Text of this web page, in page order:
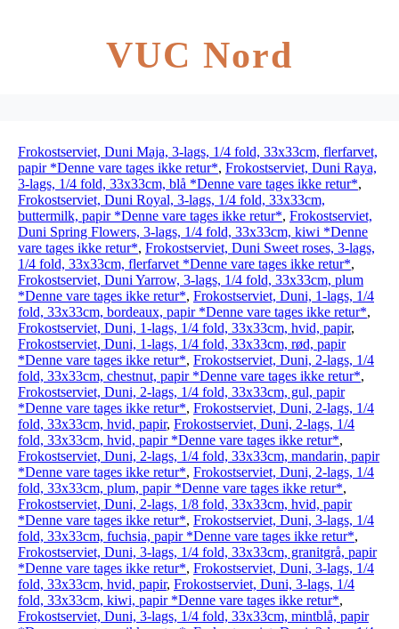
VUC Nord
Frokostserviet, Duni Maja, 3-lags, 1/4 fold, 33x33cm, flerfarvet,
papir *Denne vare tages ikke retur*, Frokostserviet, Duni Raya,
3-lags, 1/4 fold, 33x33cm, blå *Denne vare tages ikke retur*,
Frokostserviet, Duni Royal, 3-lags, 1/4 fold, 33x33cm,
buttermilk, papir *Denne vare tages ikke retur*, Frokostserviet,
Duni Spring Flowers, 3-lags, 1/4 fold, 33x33cm, kiwi *Denne
vare tages ikke retur*, Frokostserviet, Duni Sweet roses, 3-lags,
1/4 fold, 33x33cm, flerfarvet *Denne vare tages ikke retur*,
Frokostserviet, Duni Yarrow, 3-lags, 1/4 fold, 33x33cm, plum
*Denne vare tages ikke retur*, Frokostserviet, Duni, 1-lags, 1/4
fold, 33x33cm, bordeaux, papir *Denne vare tages ikke retur*,
Frokostserviet, Duni, 1-lags, 1/4 fold, 33x33cm, hvid, papir,
Frokostserviet, Duni, 1-lags, 1/4 fold, 33x33cm, rød, papir
*Denne vare tages ikke retur*, Frokostserviet, Duni, 2-lags, 1/4
fold, 33x33cm, chestnut, papir *Denne vare tages ikke retur*,
Frokostserviet, Duni, 2-lags, 1/4 fold, 33x33cm, gul, papir
*Denne vare tages ikke retur*, Frokostserviet, Duni, 2-lags, 1/4
fold, 33x33cm, hvid, papir, Frokostserviet, Duni, 2-lags, 1/4
fold, 33x33cm, hvid, papir *Denne vare tages ikke retur*,
Frokostserviet, Duni, 2-lags, 1/4 fold, 33x33cm, mandarin, papir
*Denne vare tages ikke retur*, Frokostserviet, Duni, 2-lags, 1/4
fold, 33x33cm, plum, papir *Denne vare tages ikke retur*,
Frokostserviet, Duni, 2-lags, 1/8 fold, 33x33cm, hvid, papir
*Denne vare tages ikke retur*, Frokostserviet, Duni, 3-lags, 1/4
fold, 33x33cm, fuchsia, papir *Denne vare tages ikke retur*,
Frokostserviet, Duni, 3-lags, 1/4 fold, 33x33cm, granitgrå, papir
*Denne vare tages ikke retur*, Frokostserviet, Duni, 3-lags, 1/4
fold, 33x33cm, hvid, papir, Frokostserviet, Duni, 3-lags, 1/4
fold, 33x33cm, kiwi, papir *Denne vare tages ikke retur*,
Frokostserviet, Duni, 3-lags, 1/4 fold, 33x33cm, mintblå, papir